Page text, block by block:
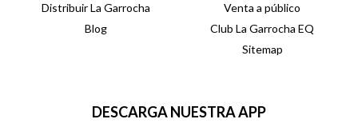
Distribuir La Garrocha
Blog
Venta a público
Club La Garrocha EQ
Sitemap
DESCARGA NUESTRA APP